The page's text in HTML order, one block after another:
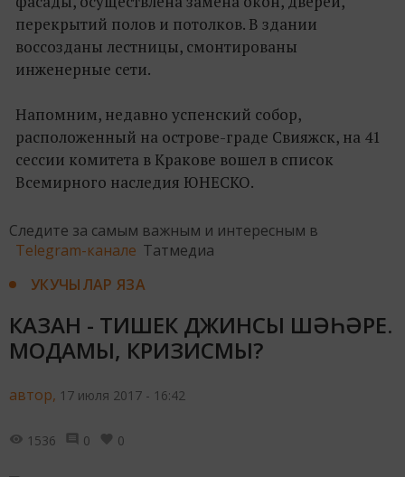
перекрытий полов и потолков. В здании
воссозданы лестницы, смонтированы
инженерные сети.
Напомним, недавно успенский собор,
расположенный на острове-граде Свияжск, на 41
сессии комитета в Кракове вошел в список
Всемирного наследия ЮНЕСКО.
Следите за самым важным и интересным в
Telegram-канале Татмедиа
УКУЧЫЛАР ЯЗА
КАЗАН - ТИШЕК ДЖИНСЫ ШӘҺӘРЕ.
МОДАМЫ, КРИЗИСМЫ?
автор, 17 июля 2017 - 16:42
1536 0 0